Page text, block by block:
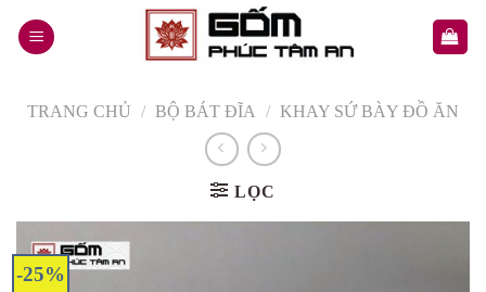
TRANG CHỦ / BỘ BÁT ĐĨA / KHAY SỨ BÀY ĐỒ ĂN
LỌC
-25%